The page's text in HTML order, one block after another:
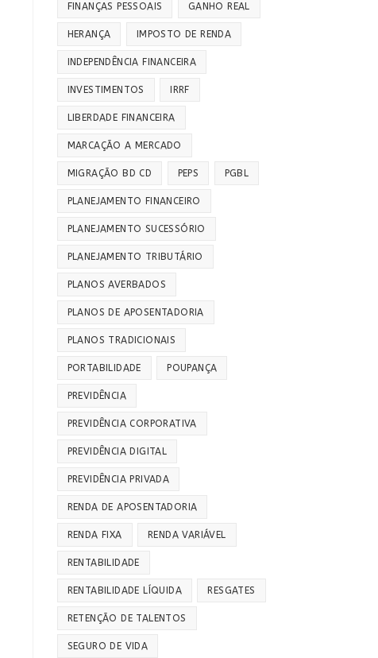
FINANÇAS PESSOAIS GANHO REAL
HERANÇA IMPOSTO DE RENDA
INDEPENDÊNCIA FINANCEIRA
INVESTIMENTOS IRRF
LIBERDADE FINANCEIRA
MARCAÇÃO A MERCADO
MIGRAÇÃO BD CD PEPS PGBL
PLANEJAMENTO FINANCEIRO
PLANEJAMENTO SUCESSÓRIO
PLANEJAMENTO TRIBUTÁRIO
PLANOS AVERBADOS
PLANOS DE APOSENTADORIA
PLANOS TRADICIONAIS
PORTABILIDADE POUPANÇA
PREVIDÊNCIA
PREVIDÊNCIA CORPORATIVA
PREVIDÊNCIA DIGITAL
PREVIDÊNCIA PRIVADA
RENDA DE APOSENTADORIA
RENDA FIXA RENDA VARIÁVEL
RENTABILIDADE
RENTABILIDADE LÍQUIDA RESGATES
RETENÇÃO DE TALENTOS
SEGURO DE VIDA